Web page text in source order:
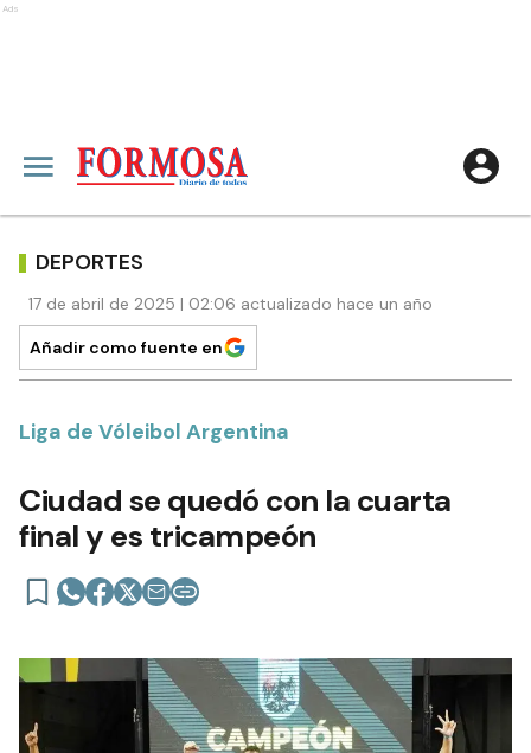
Ads
DEPORTES
17 de abril de 2025 | 02:06 actualizado hace un año
Añadir como fuente en
Liga de Vóleibol Argentina
Ciudad se quedó con la cuarta
final y es tricampeón